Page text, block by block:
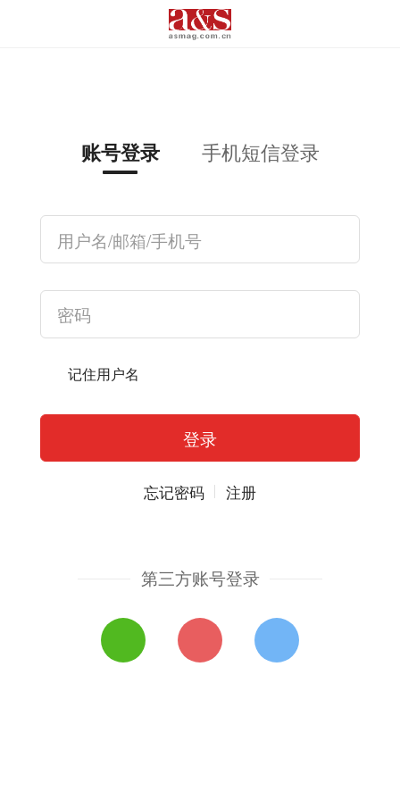
账号登录 手机短信登录
记住用户名
忘记密码 注册
第三方账号登录